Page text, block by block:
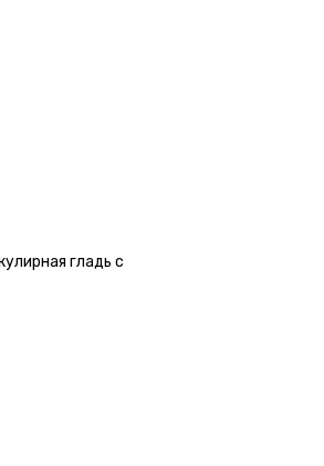
гладь с